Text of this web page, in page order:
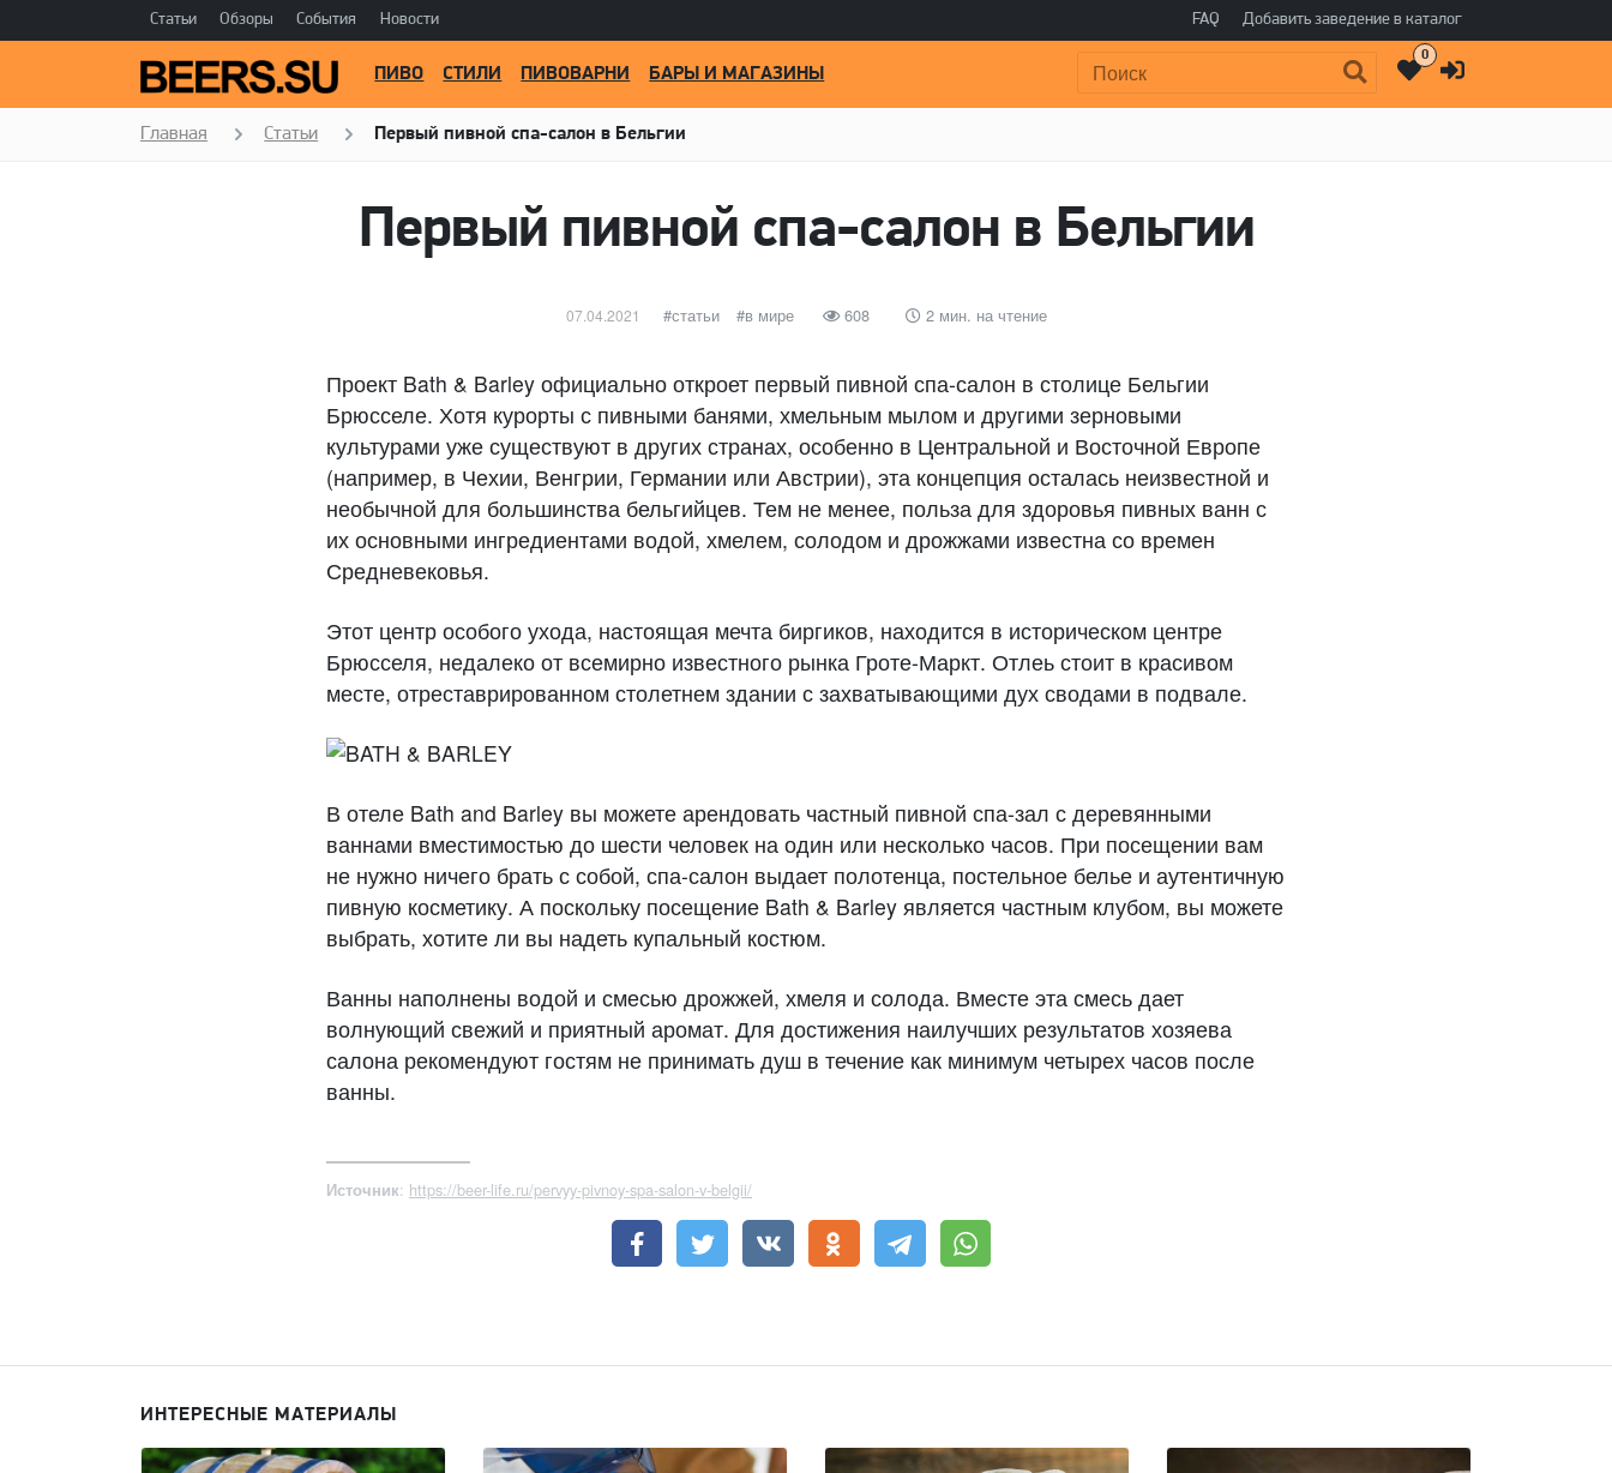
Статьи Обзоры События Новости FAQ Добавить заведение в каталог
Поиск:
ПИВО СТИЛИ ПИВОВАРНИ БАРЫ И МАГАЗИНЫ
0
Главная Статьи Первый пивной спа-салон в Бельгии
Первый пивной спа-салон в Бельгии
Опубликовано
07.04.2021 категории
статьи Метки
в мире 608 2 мин. на чтение
Проект Bath & Barley официально откроет первый пивной спа-салон в столице Бельгии
Брюсселе. Хотя курорты с пивными банями, хмельным мылом и другими зерновыми
культурами уже существуют в других странах, особенно в Центральной и Восточной Европе
(например, в Чехии, Венгрии, Германии или Австрии), эта концепция осталась неизвестной и
необычной для большинства бельгийцев. Тем не менее, польза для здоровья пивных ванн с
их основными ингредиентами водой, хмелем, солодом и дрожжами известна со времен
Средневековья.
Этот центр особого ухода, настоящая мечта биргиков, находится в историческом центре
Брюсселя, недалеко от всемирно известного рынка Гроте-Маркт. Отлеь стоит в красивом
месте, отреставрированном столетнем здании с захватывающими дух сводами в подвале.
В отеле Bath and Barley вы можете арендовать частный пивной спа-зал с деревянными
ваннами вместимостью до шести человек на один или несколько часов. При посещении вам
не нужно ничего брать с собой, спа-салон выдает полотенца, постельное белье и аутентичную
пивную косметику. А поскольку посещение Bath & Barley является частным клубом, вы можете
выбрать, хотите ли вы надеть купальный костюм.
Ванны наполнены водой и смесью дрожжей, хмеля и солода. Вместе эта смесь дает
волнующий свежий и приятный аромат. Для достижения наилучших результатов хозяева
салона рекомендуют гостям не принимать душ в течение как минимум четырех часов после
ванны.
Источник: https://beer-life.ru/pervyy-pivnoy-spa-salon-v-belgii/
ИНТЕРЕСНЫЕ МАТЕРИАЛЫ